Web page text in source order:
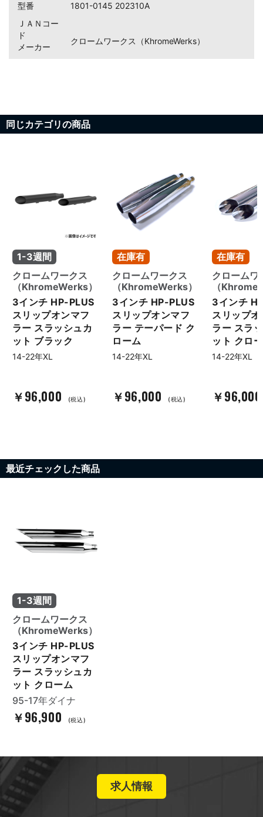
型番
1801-0145 202310A
ＪＡＮコー
ド
メーカー
クロームワークス（KhromeWerks）
同じカテゴリの商品
1-3週間
クロームワークス
（KhromeWerks）
3インチ HP-PLUS
スリップオンマフ
ラー スラッシュカ
ット ブラック
14-22年XL
￥96,000 (税込)
在庫有
クロームワークス
（KhromeWerks）
3インチ HP-PLUS
スリップオンマフ
ラー テーパード ク
ローム
14-22年XL
￥96,000 (税込)
在庫有
クロームワ
（
3インチ
スリップ
ラー スラ
ット クロ
14-22年XL
￥
最近チェックした商品
1-3週間
クロームワークス
（KhromeWerks）
3インチ HP-PLUS
スリップオンマフ
ラー スラッシュカ
ット クローム
95-17年ダイナ
￥96,900 (税込)
求人情報